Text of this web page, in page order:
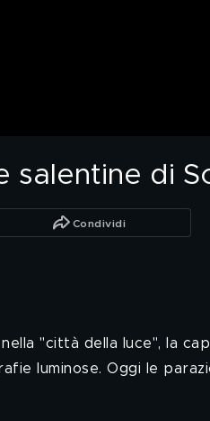
salentine di
Condividi
"città della luce", la
luminose. Oggi le